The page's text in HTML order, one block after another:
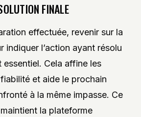
FINALE
effectuée, revenir sur la
indiquer l’action ayant résolu
essentiel. Cela affine les
et aide le prochain
à la même impasse. Ce
la plateforme